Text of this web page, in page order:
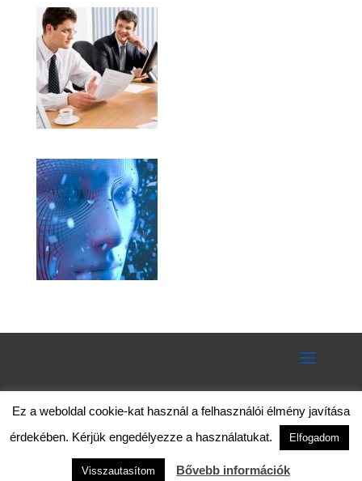
© 2020 – Mentor Training Kft. – Minden jog fenntartva!
Ez a weboldal cookie-kat használ a felhasználói élmény javítása
érdekében. Kérjük engedélyezze a használatukat.
Elfogadom
Visszautasítom Bővebb információk